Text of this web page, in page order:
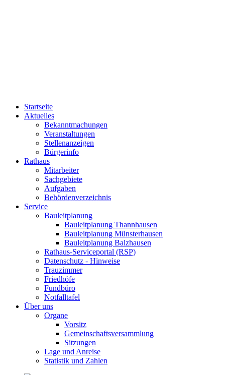
Startseite
Aktuelles
Bekanntmachungen
Veranstaltungen
Stellenanzeigen
Bürgerinfo
Rathaus
Mitarbeiter
Sachgebiete
Aufgaben
Behördenverzeichnis
Service
Bauleitplanung
Bauleitplanung Thannhausen
Bauleitplanung Münsterhausen
Bauleitplanung Balzhausen
Rathaus-Serviceportal (RSP)
Datenschutz - Hinweise
Trauzimmer
Friedhöfe
Fundbüro
Notfalltafel
Über uns
Organe
Vorsitz
Gemeinschaftsversammlung
Sitzungen
Lage und Anreise
Statistik und Zahlen